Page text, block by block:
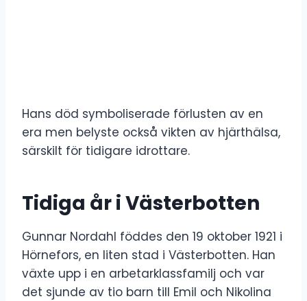
Hans död symboliserade förlusten av en
era men belyste också vikten av hjärthälsa,
särskilt för tidigare idrottare.
Tidiga år i Västerbotten
Gunnar Nordahl föddes den 19 oktober 1921 i
Hörnefors, en liten stad i Västerbotten. Han
växte upp i en arbetarklassfamilj och var
det sjunde av tio barn till Emil och Nikolina